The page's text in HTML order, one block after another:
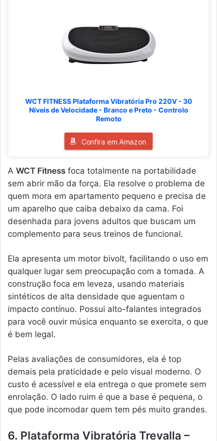
WCT FITNESS Plataforma Vibratória Pro 220V - 30
Níveis de Velocidade - Branco e Preto - Controlo
Remoto
Confira em Amazon
A WCT Fitness foca totalmente na portabilidade
sem abrir mão da força. Ela resolve o problema de
quem mora em apartamento pequeno e precisa de
um aparelho que caiba debaixo da cama. Foi
desenhada para jovens adultos que buscam um
complemento para seus treinos de funcional.
Ela apresenta um motor bivolt, facilitando o uso em
qualquer lugar sem preocupação com a tomada. A
construção foca em leveza, usando materiais
sintéticos de alta densidade que aguentam o
impacto contínuo. Possui alto-falantes integrados
para você ouvir música enquanto se exercita, o que
é bem legal.
Pelas avaliações de consumidores, ela é top
demais pela praticidade e pelo visual moderno. O
custo é acessível e ela entrega o que promete sem
enrolação. O lado ruim é que a base é pequena, o
que pode incomodar quem tem pés muito grandes.
6. Plataforma Vibratória Trevalla –